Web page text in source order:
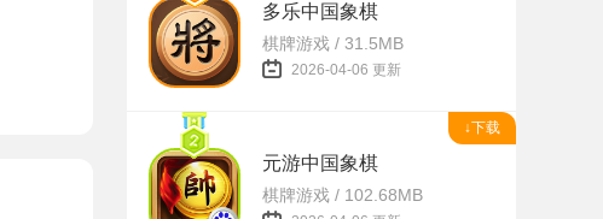
多乐中国象棋
棋牌游戏 / 31.5MB
2026-04-06 更新
↓下载
元游中国象棋
棋牌游戏 / 102.68MB